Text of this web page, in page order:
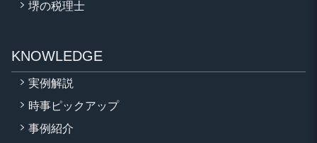
堺の税理士
KNOWLEDGE
実例解説
時事ピックアップ
事例紹介